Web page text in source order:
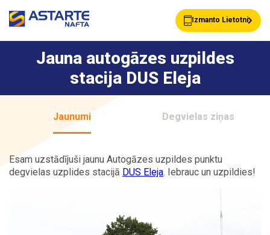
Izmanto Lietotni
Akcijas Jaunumi
Uzpildes stacijas
Jauna autogāzes uzpildes
stacija DUS Eleja
Jaunumi Degvielas ziņas
Esam uzstādījuši jaunu Autogāzes uzpildes punktu
degvielas uzplides stacijā DUS Eleja. Iebrauc un uzpildies!